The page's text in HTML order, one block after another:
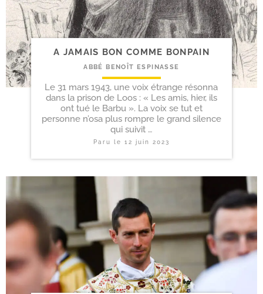
A JAMAIS BON COMME BONPAIN
ABBÉ BENOÎT ESPINASSE
Le 31 mars 1943, une voix étrange résonna
dans la prison de Loos : « Les amis, hier, ils
ont tué le Barbu ». La voix se tut et
personne n’osa plus rompre le grand silence
qui suivit …
Paru le 12 juin 2023